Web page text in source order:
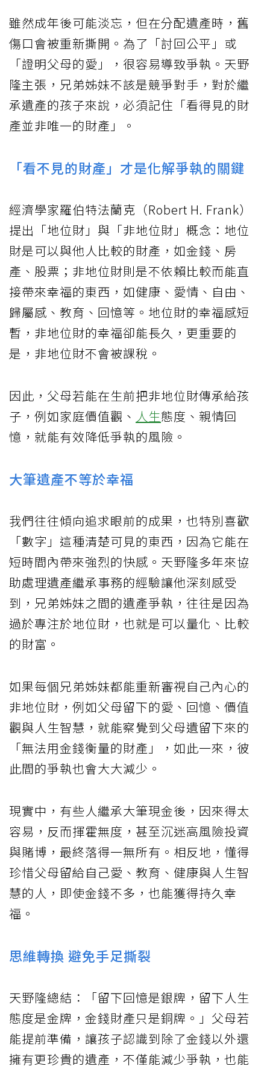
雖然成年後可能淡忘，但在分配遺產時，舊
傷口會被重新撕開。為了「討回公平」或
「證明父母的愛」，很容易導致爭執。天野
隆主張，兄弟姊妹不該是競爭對手，對於繼
承遺產的孩子來說，必須記住「看得見的財
產並非唯一的財產」。
「看不見的財產」才是化解爭執的關鍵
經濟學家羅伯特法蘭克（Robert H. Frank）
提出「地位財」與「非地位財」概念：地位
財是可以與他人比較的財產，如金錢、房
產、股票；非地位財則是不依賴比較而能直
接帶來幸福的東西，如健康、愛情、自由、
歸屬感、教育、回憶等。地位財的幸福感短
暫，非地位財的幸福卻能長久，更重要的
是，非地位財不會被課稅。
因此，父母若能在生前把非地位財傳承給孩
子，例如家庭價值觀、 人生態度、親情回
憶，就能有效降低爭執的風險。
大筆遺產不等於幸福
我們往往傾向追求眼前的成果，也特別喜歡
「數字」這種清楚可見的東西，因為它能在
短時間內帶來強烈的快感。天野隆多年來協
助處理遺產繼承事務的經驗讓他深刻感受
到，兄弟姊妹之間的遺產爭執，往往是因為
過於專注於地位財，也就是可以量化、比較
的財富。
如果每個兄弟姊妹都能重新審視自己內心的
非地位財，例如父母留下的愛、回憶、價值
觀與人生智慧，就能察覺到父母遺留下來的
「無法用金錢衡量的財產」，如此一來，彼
此間的爭執也會大大減少。
現實中，有些人繼承大筆現金後，因來得太
容易，反而揮霍無度，甚至沉迷高風險投資
與賭博，最終落得一無所有。相反地，懂得
珍惜父母留給自己愛、教育、健康與人生智
慧的人，即使金錢不多，也能獲得持久幸
福。
思維轉換 避免手足撕裂
天野隆總結：「留下回憶是銀牌，留下人生
態度是金牌，金錢財產只是銅牌。」父母若
能提前準備，讓孩子認識到除了金錢以外還
擁有更珍貴的遺產，不僅能減少爭執，也能